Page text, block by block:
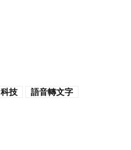
科技 語音轉文字